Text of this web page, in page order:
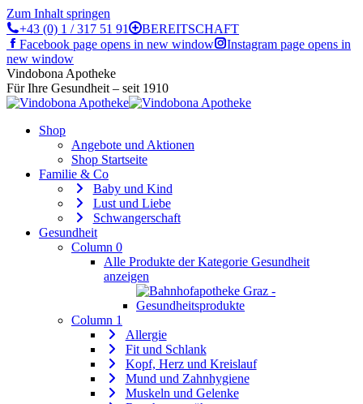
Zum Inhalt springen
+43 (0) 1 / 317 51 91
BEREITSCHAFT
Facebook page opens in new window
Instagram page opens in
new window
Vindobona Apotheke
Für Ihre Gesundheit – seit 1910
Shop
Angebote und Aktionen
Shop Startseite
Familie & Co
Baby und Kind
Lust und Liebe
Schwangerschaft
Gesundheit
Column 0
Alle Produkte der Kategorie Gesundheit
anzeigen
Column 1
Allergie
Fit und Schlank
Kopf, Herz und Kreislauf
Mund und Zahnhygiene
Muskeln und Gelenke